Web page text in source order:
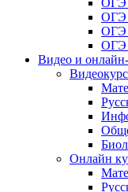
ОГЭ
ОГЭ
ОГЭ
ОГЭ
Видео и
Онлайн